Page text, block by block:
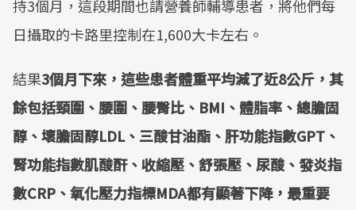
持3個月，這段期間也請營養師輔導患者，將他們每
日攝取的卡路里控制在1,600大卡左右。
結果3個月下來，這些患者體重平均減了近8公斤，其
餘包括頸圍、腰圍、腰臀比、BMI、體脂率、總膽固
醇、壞膽固醇LDL、三酸甘油酯、肝功能指數GPT、
腎功能指數肌酸酐、收縮壓、舒張壓、尿酸、發炎指
數CRP、氧化壓力指標MDA都有顯著下降，最重要